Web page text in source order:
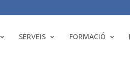
SERVEIS FORMACIÓ